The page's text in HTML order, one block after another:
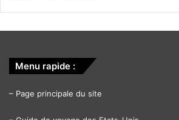
Menu rapide :
– Page principale du site